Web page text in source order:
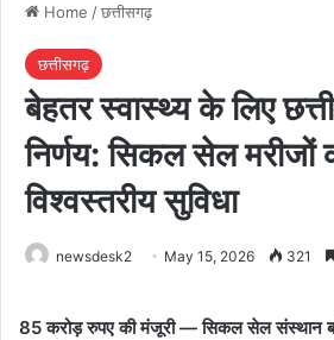
Home /छत्तीसगढ़
छत्तीसगढ़
बेहतर स्वास्थ्य के लिए
निर्णय: सिकल सेल मरीजों
विश्वस्तरीय सुविधा
newsdesk2 May 15, 2026 321
85 करोड़ रुपए की मंजूरी — सिकल सेल संस्थान